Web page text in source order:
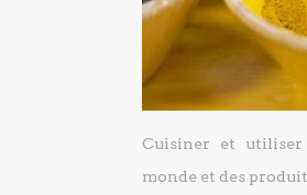
Cuisiner et utiliser
monde et des